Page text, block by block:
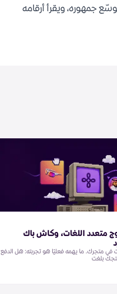
جمهوره، ويقرأ أرقامه
متعدد اللغات، وكاش باك
في متجرك. ما يهمه فعليًا هو تجربته: هل الدفع
بلغت